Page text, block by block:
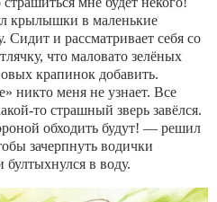
крылышки в маленькие
и рассматривает себя со
что маловато зелёных
крапинок добавить.
никто меня не узнает. Все
то страшный зверь завёлся.
обходить будут! — решил
зачерпнуть водички
в воду.